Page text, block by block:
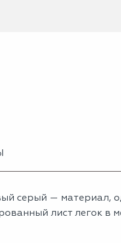
серый — материал,
лист легок в